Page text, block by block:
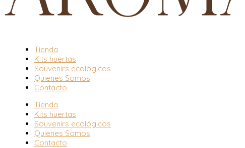
Tienda
Kits huertas
Souvenirs ecológicos
Quienes Somos
Contacto
Tienda
Kits huertas
Souvenirs ecológicos
Quienes Somos
Contacto